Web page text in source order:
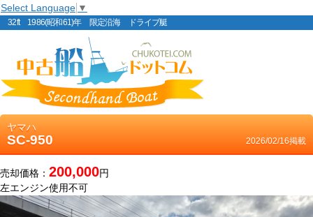
Select Language ▼
32ft 1986(昭和61)年 限定沿海 ドライブ艇
ヤマハ
SC-950 2026/02/16掲載
売却価格： 200,000円
左エンジン使用不可